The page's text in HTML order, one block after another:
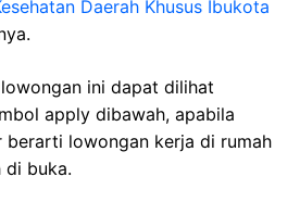
Daerah Khusus Ibukota
ini dapat dilihat
apply dibawah, apabila
berarti lowongan kerja di rumah
di buka.